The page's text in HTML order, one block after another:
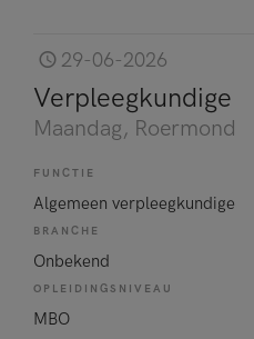
29-06-2026
Verpleegkundige
Maandag, Roermond
FUNCTIE
Algemeen verpleegkundige
BRANCHE
Onbekend
OPLEIDINGSNIVEAU
MBO